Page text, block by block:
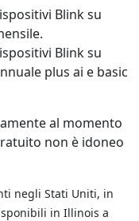
Blink su
Blink su
plus ai e basic
al momento
non è idoneo
negli Stati Uniti, in
in Illinois a